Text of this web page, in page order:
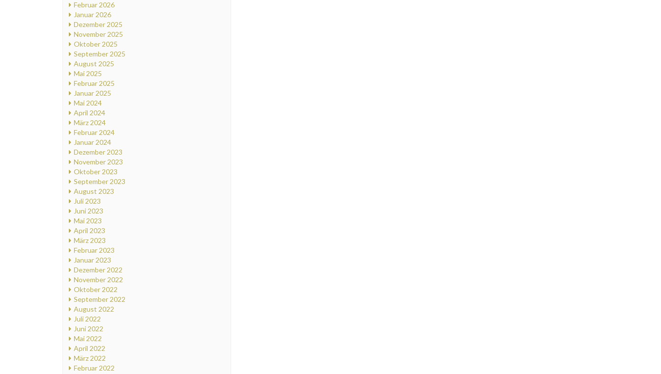
Februar 2026
Januar 2026
Dezember 2025
November 2025
Oktober 2025
September 2025
August 2025
Mai 2025
Februar 2025
Januar 2025
Mai 2024
April 2024
März 2024
Februar 2024
Januar 2024
Dezember 2023
November 2023
Oktober 2023
September 2023
August 2023
Juli 2023
Juni 2023
Mai 2023
April 2023
März 2023
Februar 2023
Januar 2023
Dezember 2022
November 2022
Oktober 2022
September 2022
August 2022
Juli 2022
Juni 2022
Mai 2022
April 2022
März 2022
Februar 2022